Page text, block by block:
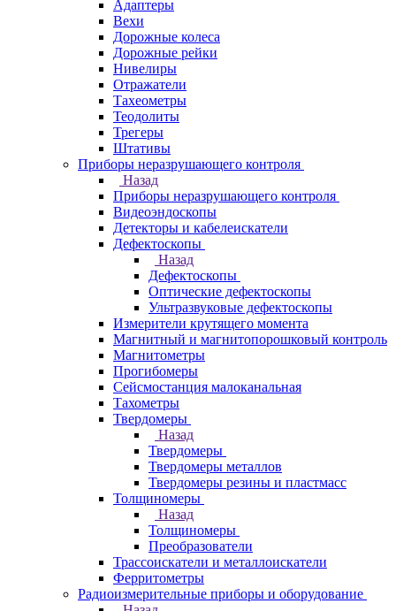
Адаптеры
Вехи
Дорожные колеса
Дорожные рейки
Нивелиры
Отражатели
Тахеометры
Теодолиты
Трегеры
Штативы
Приборы неразрушающего контроля
Назад
Приборы неразрушающего контроля
Видеоэндоскопы
Детекторы и кабелеискатели
Дефектоскопы
Назад
Дефектоскопы
Оптические дефектоскопы
Ультразвуковые дефектоскопы
Измерители крутящего момента
Магнитный и магнитопорошковый контроль
Магнитометры
Прогибомеры
Сейсмостанция малоканальная
Тахометры
Твердомеры
Назад
Твердомеры
Твердомеры металлов
Твердомеры резины и пластмасс
Толщиномеры
Назад
Толщиномеры
Преобразователи
Трассоискатели и металлоискатели
Ферритометры
Радиоизмерительные приборы и оборудование